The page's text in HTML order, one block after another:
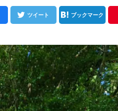
ツイート ブックマーク